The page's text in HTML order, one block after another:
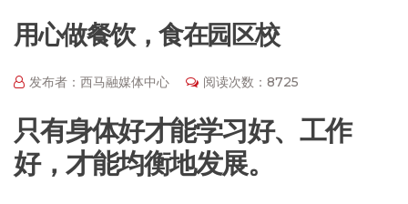
用心做餐饮，食在园区校
发布者：西马融媒体中心 阅读次数：8725
只有身体好才能学习好、工作
好，才能均衡地发展。